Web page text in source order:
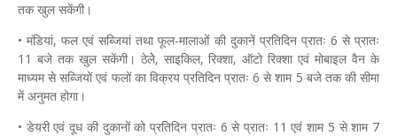
तक खुल सकेंगी।
• मंडियां, फल एवं सब्जियां तथा फूल-मालाओं की दुकानें प्रतिदिन प्रातः 6 से प्रातः
11 बजे तक खुल सकेंगी। ठेलेे, साइकिल, रिक्शा, ऑटो रिक्शा एवं मोबाइल वैन के
माध्यम से सब्जियों एवं फलों का विक्रय प्रतिदिन प्रातः 6 से शाम 5 बजे तक की सीमा
में अनुमत होगा।
• डेयरी एवं दूध की दुकानों को प्रतिदिन प्रातः 6 से प्रातः 11 एवं शाम 5 से शाम 7